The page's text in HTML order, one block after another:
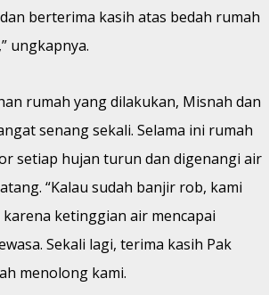
berterima kasih atas bedah rumah
ungkapnya.
rumah yang dilakukan, Misnah dan
senang sekali. Selama ini rumah
setiap hujan turun dan digenangi air
“Kalau sudah banjir rob, kami
ketinggian air mencapai
Sekali lagi, terima kasih Pak
menolong kami.